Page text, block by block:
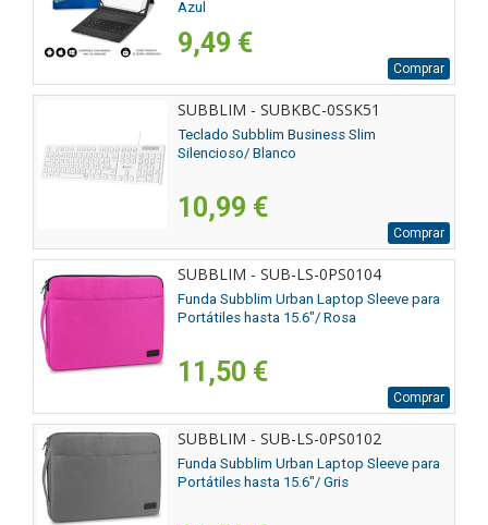
Azul
9,49 €
Comprar
SUBBLIM - SUBKBC-0SSK51
Teclado Subblim Business Slim
Silencioso/ Blanco
10,99 €
Comprar
SUBBLIM - SUB-LS-0PS0104
Funda Subblim Urban Laptop Sleeve para
Portátiles hasta 15.6"/ Rosa
11,50 €
Comprar
SUBBLIM - SUB-LS-0PS0102
Funda Subblim Urban Laptop Sleeve para
Portátiles hasta 15.6"/ Gris